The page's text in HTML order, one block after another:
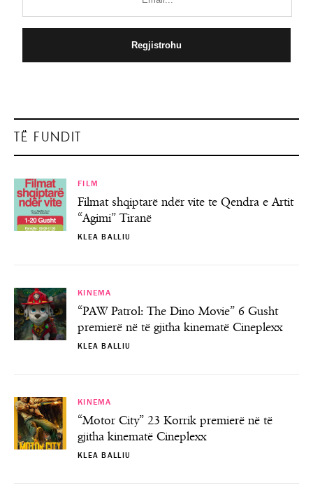
TË FUNDIT
FILM
Filmat shqiptarë ndër vite te Qendra e Artit
“Agimi” Tiranë
KLEA BALLIU
KINEMA
“PAW Patrol: The Dino Movie” 6 Gusht
premierë në të gjitha kinematë Cineplexx
KLEA BALLIU
KINEMA
“Motor City” 23 Korrik premierë në të
gjitha kinematë Cineplexx
KLEA BALLIU